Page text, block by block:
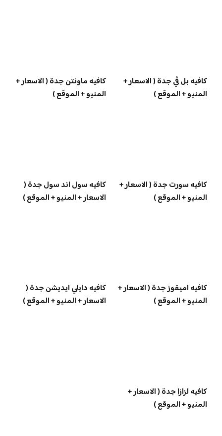
كافيه بل ڤي جدة ( الاسعار +
المنيو + الموقع )
كافيه ماونتن جدة ( الاسعار +
المنيو + الموقع )
كافيه سورت جدة ( الاسعار +
المنيو + الموقع )
كافيه سول اند سول جدة (
الاسعار + المنيو + الموقع )
كافيه اميقوز جدة ( الاسعار +
المنيو + الموقع )
كافيه دايلي ايديشن جدة (
الاسعار + المنيو + الموقع )
كافيه لزازا جدة ( الاسعار +
المنيو + الموقع )